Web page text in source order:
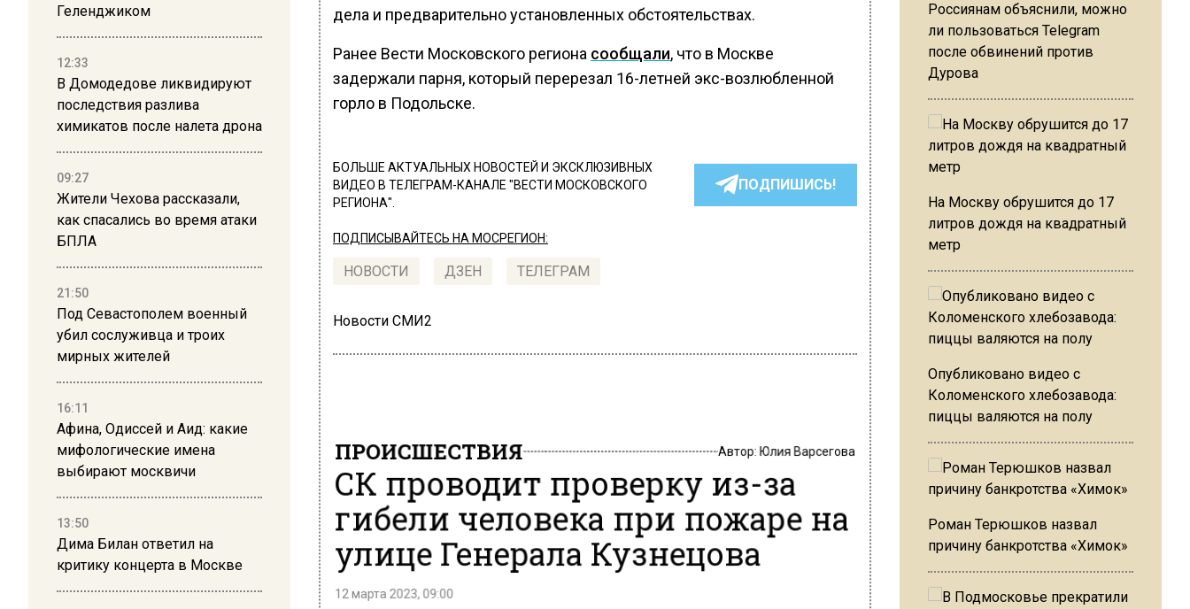
Геленджиком
12:33
В Домодедове ликвидируют
последствия разлива
химикатов после налета дрона
09:27
Жители Чехова рассказали,
как спасались во время атаки
БПЛА
21:50
Под Севастополем военный
убил сослуживца и троих
мирных жителей
16:11
Афина, Одиссей и Аид: какие
мифологические имена
выбирают москвичи
13:50
Дима Билан ответил на
критику концерта в Москве
дела и предварительно установленных обстоятельствах.
Ранее Вести Московского региона сообщали, что в Москве
задержали парня, который перерезал 16-летней экс-возлюбленной
горло в Подольске.
БОЛЬШЕ АКТУАЛЬНЫХ НОВОСТЕЙ И ЭКСКЛЮЗИВНЫХ
ВИДЕО В ТЕЛЕГРАМ-КАНАЛЕ "ВЕСТИ МОСКОВСКОГО
РЕГИОНА".
ПОДПИШИСЬ!
ПОДПИСЫВАЙТЕСЬ НА МОСРЕГИОН:
НОВОСТИ ДЗЕН ТЕЛЕГРАМ
Новости СМИ2
ПРОИСШЕСТВИЯ Автор:Юлия Варсегова
СК проводит проверку из-за
гибели человека при пожаре на
улице Генерала Кузнецова
12 марта 2023, 09:00
Россиянам объяснили, можно
ли пользоваться Telegram
после обвинений против
Дурова
На Москву обрушится до 17
литров дождя на квадратный
метр
Опубликовано видео с
Коломенского хлебозавода:
пиццы валяются на полу
Роман Терюшков назвал
причину банкротства «Химок»